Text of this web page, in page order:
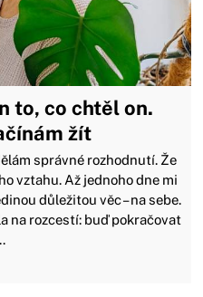
to, co chtěl on.
žít
správné rozhodnutí. Že
vztahu. Až jednoho dne mi
důležitou věc – na sebe.
na rozcestí: buď pokračovat